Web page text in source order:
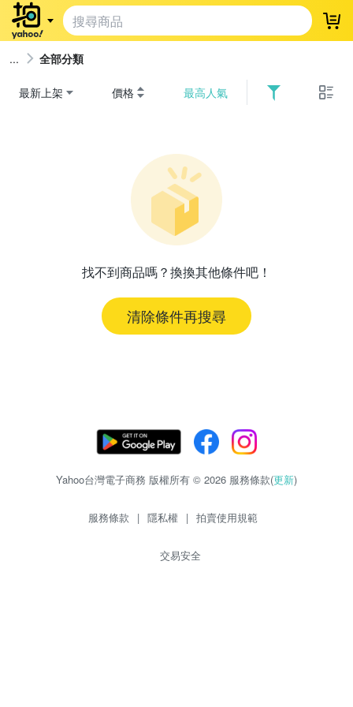
登
全部分類
最新上架 價格 最高人氣
找不到商品嗎？換換其他條件吧！
清除條件再搜尋
Yahoo台灣電子商務 版權所有 © 2026 服務條款(更新)
服務條款 | 隱私權 | 拍賣使用規範
交易安全